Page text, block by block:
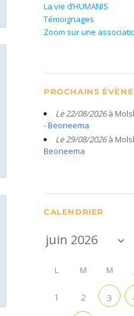
La vie d’HUMANIS
Témoignages
Zoom sur une
PROCHAINS
Le 22/08/2026à
- Beoneema
Le 29/08/2026à
Beoneema
CALENDRIER
L M M
1 2 3